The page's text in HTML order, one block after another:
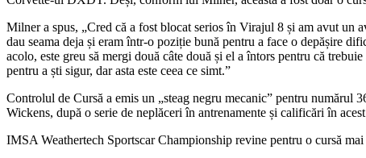
Milner a spus, „Cred că a fost blocat serios în Virajul 8 și am avut un
dau seama deja și eram într-o poziție bună pentru a face o depășire
acolo, este greu să mergi două câte două și el a întors pentru că
pentru a ști sigur, dar asta este ceea ce simt.”
Controlul de Cursă a emis un „steag negru mecanic” pentru numărul
Wickens, după o serie de neplăceri în antrenamente și calificări în
IMSA Weathertech Sportscar Championship revine pentru o cursă